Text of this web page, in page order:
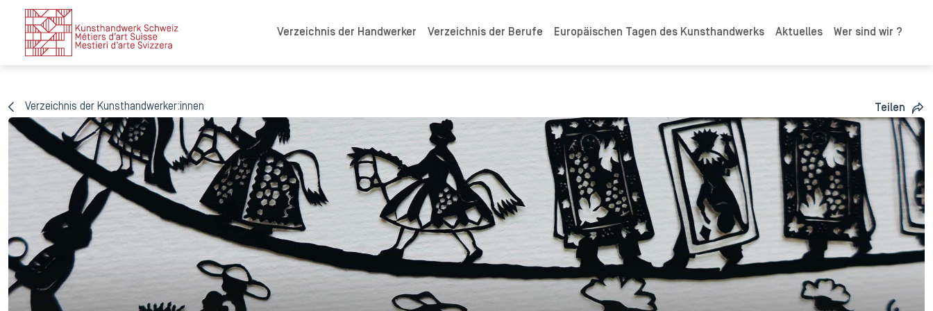
Verzeichnis der Handwerker Verzeichnis der Berufe Europäischen Tagen des Kunsthandwerks Aktuelles Wer sind wir ?
Verzeichnis der Kunsthandwerker:innen Teilen